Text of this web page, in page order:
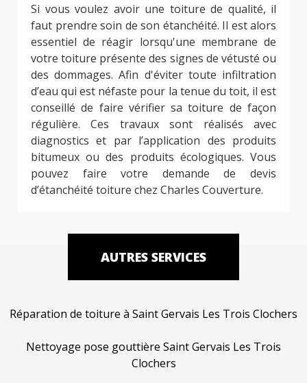
Si vous voulez avoir une toiture de qualité, il
faut prendre soin de son étanchéité. Il est alors
essentiel de réagir lorsqu'une membrane de
votre toiture présente des signes de vétusté ou
des dommages. Afin d'éviter toute infiltration
d’eau qui est néfaste pour la tenue du toit, il est
conseillé de faire vérifier sa toiture de façon
régulière. Ces travaux sont réalisés avec
diagnostics et par l’application des produits
bitumeux ou des produits écologiques. Vous
pouvez faire votre demande de devis
d’étanchéité toiture chez Charles Couverture.
AUTRES SERVICES
Réparation de toiture à Saint Gervais Les Trois Clochers
Nettoyage pose gouttière Saint Gervais Les Trois
Clochers